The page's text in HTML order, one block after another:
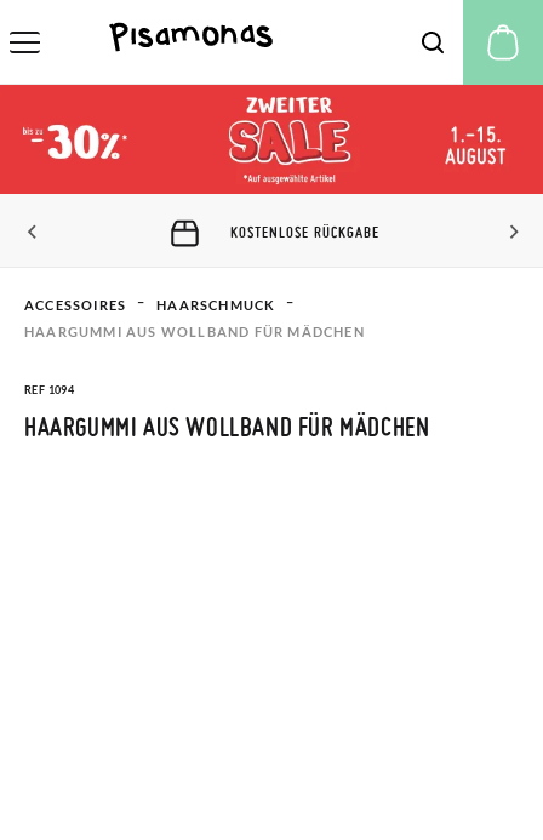
KOSTENLOSE RÜCKGABE
ACCESSOIRES
HAARSCHMUCK
HAARGUMMI AUS WOLLBAND FÜR MÄDCHEN
REF 1094
HAARGUMMI AUS WOLLBAND FÜR MÄDCHEN